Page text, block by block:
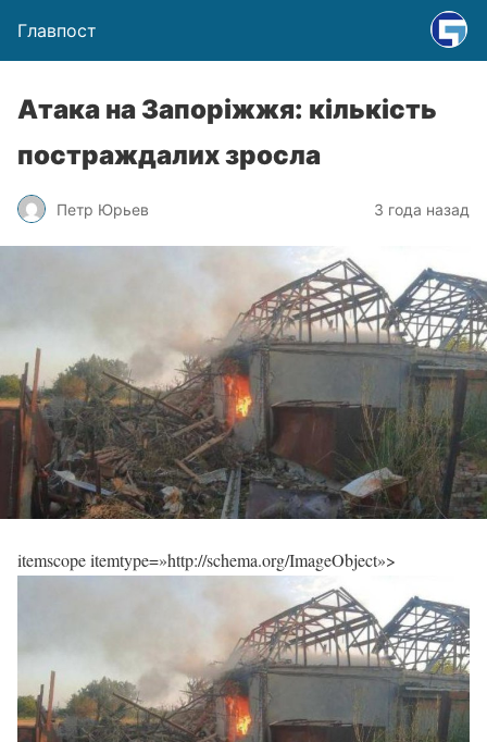
Главпост
Атака на Запоріжжя: кількість
постраждалих зросла
Петр Юрьев 3 года назад
itemscope itemtype=»http://schema.org/ImageObject»>